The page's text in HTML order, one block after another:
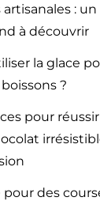
: un
à découvrir
la glace
?
pour
des